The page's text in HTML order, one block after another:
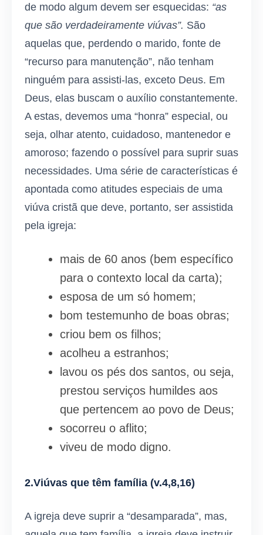
de modo algum devem ser esquecidas: “as
que são verdadeiramente viúvas”. São
aquelas que, perdendo o marido, fonte de
“recurso para manutenção”, não tenham
ninguém para assisti-las, exceto Deus. Em
Deus, elas buscam o auxílio constantemente.
A estas, devemos uma “honra” especial, ou
seja, olhar atento, cuidadoso, mantenedor e
amoroso; fazendo o possível para suprir suas
necessidades. Uma série de características é
apontada como atitudes especiais de uma
viúva cristã que deve, portanto, ser assistida
pela igreja:
mais de 60 anos (bem específico
para o contexto local da carta);
esposa de um só homem;
bom testemunho de boas obras;
criou bem os filhos;
acolheu a estranhos;
lavou os pés dos santos, ou seja,
prestou serviços humildes aos
que pertencem ao povo de Deus;
socorreu o aflito;
viveu de modo digno.
2.Viúvas que têm família (v.4,8,16)
A igreja deve suprir a “desamparada”, mas,